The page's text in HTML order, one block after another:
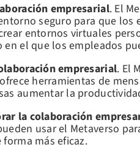
empresarial. El
seguro para que
entornos virtuales
el que los empleados
empresarial. El
herramientas de
aumentar la
la colaboración
usar el Metaverso
más eficaz.